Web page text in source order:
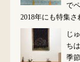
で
2018年にも特集さ
じ
ち
季